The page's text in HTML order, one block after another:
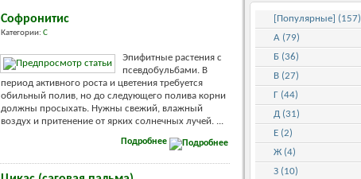
Софронитис
Категории: С
Эпифитные растения с
псевдобульбами. В
период активного роста и цветения требуется
обильный полив, но до следующего полива корни
должны просыхать. Нужны свежий, влажный
воздух и притенение от ярких солнечных лучей. ...
Подробнее
[Популярные] (157)
А (79)
Б (36)
В (27)
Г (44)
Д (31)
Е (2)
Ж (4)
З (10)